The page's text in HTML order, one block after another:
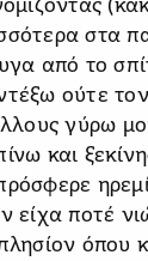
στα
από το
ούτε
γύρω
και
είχα ποτέ
όπου